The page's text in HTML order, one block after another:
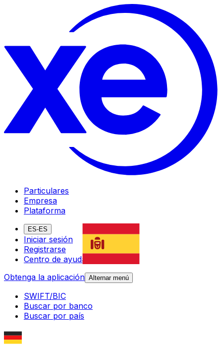
Particulares
Empresa
Plataforma
ES-ES
Iniciar sesión
Registrarse
Centro de ayuda
Obtenga la aplicación Alternar menú
SWIFT/BIC
Buscar por banco
Buscar por país